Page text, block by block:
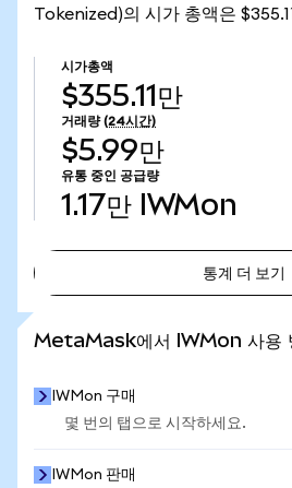
Tokenized)의 시가 총액은
시가총액
$355.11만
거래량 (24시간)
$5.99만
유통 중인 공급량
1.17만 IWMon
통계 더 보기
MetaMask에서 IWMon 사용
IWMon 구매
몇 번의 탭으로 시작하세요.
IWMon 판매